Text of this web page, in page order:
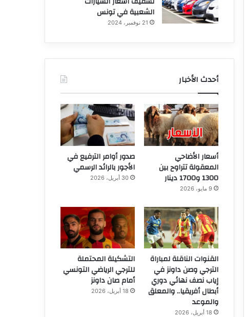
الشعبية في تونس
21 نوفمبر، 2024
أحدث الأخبار
أسعار الأضاحي
المعقولة تتراوح بين
1300 و1700 دينار
9 مايو، 2026
صدور أوامر الترفيع في
الأجور بالرائد الرسمي
30 أبريل، 2026
القنوات الناقلة لمباراة
الترجي وصن داونز في
إياب نصف نهائي دوري
أبطال أفريقيا.. والمعلق
والموعد
18 أبريل، 2026
التشكيلة المحتملة
للترجي الرياضي التونسي
أمام صان داونز
18 أبريل، 2026